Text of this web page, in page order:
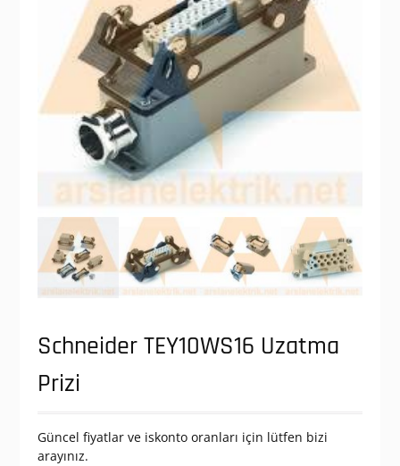
Schneider TEY10WS16 Uzatma
Prizi
Güncel fiyatlar ve iskonto oranları için lütfen bizi
arayınız.